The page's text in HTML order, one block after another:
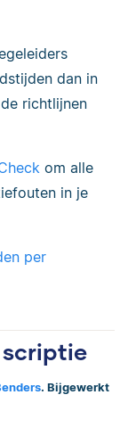
dan in
richtlijnen
om alle
in je
per
. Bijgewerkt